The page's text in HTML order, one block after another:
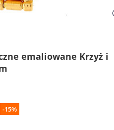
emaliowane Krzyż i
-15%